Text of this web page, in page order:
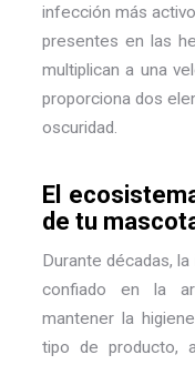
infección más
presentes en las
multiplican a una
proporciona dos
oscuridad.
El
de tu
Durante décadas,
confiado en la
mantener la
tipo de producto,